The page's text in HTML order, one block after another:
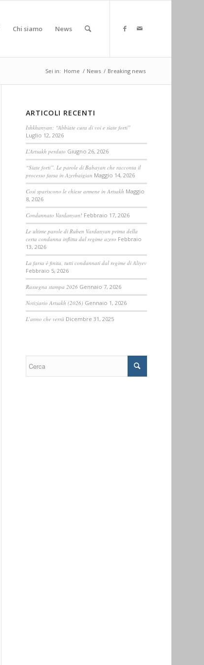
Chi siamo News
Sei in: Home / News / Breaking news
ARTICOLI RECENTI
Ishkhanyan: “Abbiate cura di voi e siate forti”
Luglio 12, 2026
L’Artsakh perduto Giugno 26, 2026
“Siate forti”. Le parole di Babayan che racconta il
processo farsa in Azerbaigian Maggio 14, 2026
Così spariscono le chiese armene in Artsakh Maggio
8, 2026
Condannato Vardanyan! Febbraio 17, 2026
Le ultime parole di Ruben Vardanyan prima della
certa condanna inflitta dal regime azero Febbraio
13, 2026
La farsa è finita, tutti condannati dal regime di Aliyev
Febbraio 5, 2026
Rassegna stampa 2026 Gennaio 7, 2026
Notiziario Artsakh (2026) Gennaio 1, 2026
L’anno che verrà Dicembre 31, 2025